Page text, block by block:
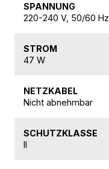
SPANNUNG
220-240 V, 50/60 Hz
STROM
47 W
NETZKABEL
Nicht abnehmbar
SCHUTZKLASSE
II